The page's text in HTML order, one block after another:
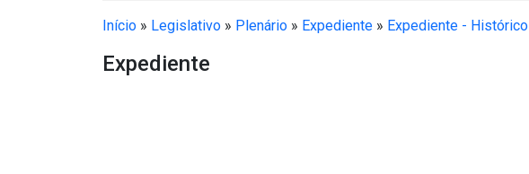
Início » Legislativo » Plenário » Expediente » Expediente - Histórico
Expediente